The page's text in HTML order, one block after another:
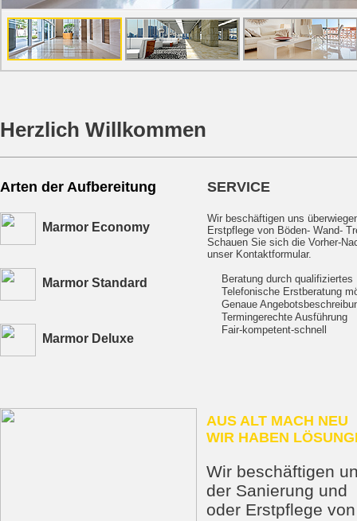
Herzlich Willkommen
Arten der Aufbereitung SERVICE
Marmor Economy
Wir beschäftigen uns
Erstpflege von Böden- Wand-
Schauen Sie sich die Vorher-
unser Kontaktformular.
Beratung durch qualifiziertes
Telefonische Erstberatung
Genaue
Termingerechte Ausführung
Fair-kompetent-schnell
Marmor Standard
Marmor Deluxe
AUS ALT MACH NEU
WIR HABEN
Wir beschäftigen
der Sanierung und
oder Erstpflege